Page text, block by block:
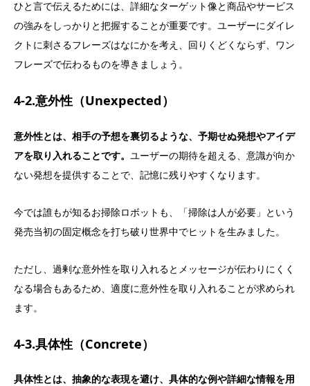
ひと言で伝えるためには、詳細なターゲット像と商品やサービス
の強みをしっかりと把握することが重要です。ユーザーにダイレ
クトに刺さるフレーズはなにかを考え、回りくどくならず、ワン
フレーズで伝わるものを導きましょう。
4-2.意外性（Unexpected）
意外性とは、相手の予想を裏切るような、予期せぬ発想やアイデ
アを取り入れることです。 ユーザーの期待を超える、意識が向か
ない発想を提供することで、記憶に残りやすくなります。
今では誰もが知るお掃除ロボットも、「掃除は人が必要」という
発売当初の固定概念を打ち破り世界中でヒットを生みました。
ただし、過剰な意外性を取り入れるとメッセージが伝わりにくく
なる場合もあるため、適度に意外性を取り入れることが求められ
ます。
4-3.具体性（Concrete）
具体性とは、抽象的な表現を避け、具体的な例や詳細な情報を用